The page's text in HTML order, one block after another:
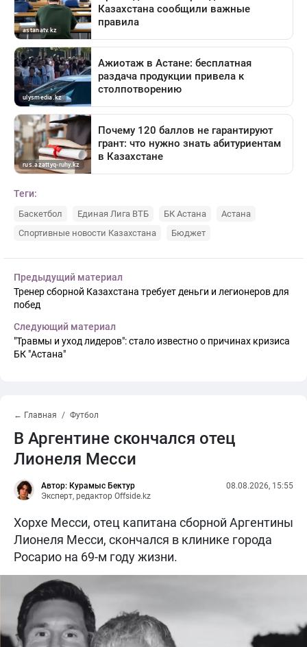
Теги:
Баскетбол Единая Лига ВТБ БК Астана
Астана
Спортивные новости Казахстана
Бюджет
Предыдущий материал
Тренер сборной Казахстана требует деньги и легионеров для
побед
Следующий материал
"Травмы и уход лидеров": стало известно о причинах кризиса
БК "Астана"
← Главная Футбол
В Аргентине скончался отец
Лионеля Месси
Автор: Курамыс Бектур
Эксперт, редактор Offside.kz
08.08.2026, 15:55
Хорхе Месси, отец капитана сборной Аргентины
Лионеля Месси, скончался в клинике города
Росарио на 69-м году жизни.